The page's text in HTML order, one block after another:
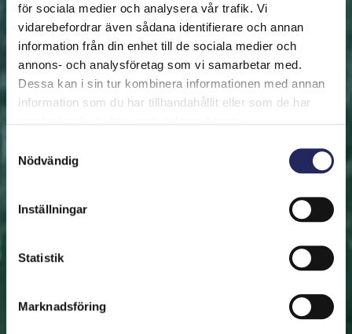
för sociala medier och analysera vår trafik. Vi
vidarebefordrar även sådana identifierare och annan
information från din enhet till de sociala medier och
annons- och analysföretag som vi samarbetar med.
Dessa kan i sin tur kombinera informationen med annan
information som du har tillhandahållit eller som de har
Nödvändig
Inställningar
Statistik
Marknadsföring
FRAMSIDAN HJÄLP ÖSTERSJÖN RÄDDA EN BIT
Rädda en bit
Hjälp oss att rädda Östersjön. Du kan också ge den
räddade biten som en present. En bit av Östersjön är